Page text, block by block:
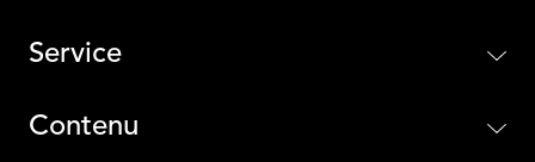
Service
Contenu